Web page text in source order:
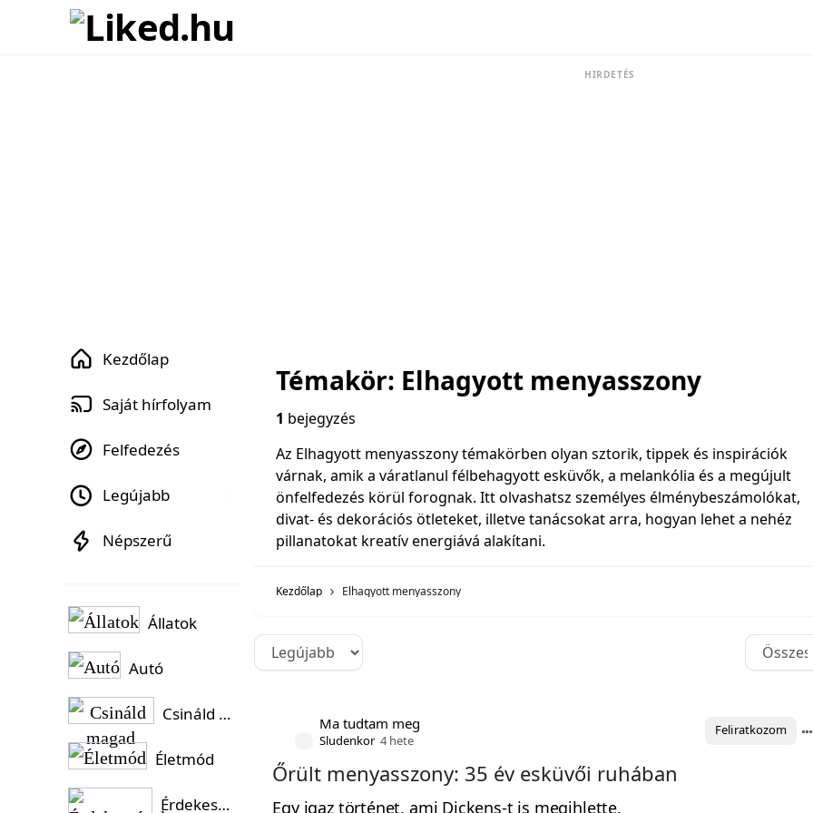
HIRDETÉS
Témakör: Elhagyott menyasszony
1 bejegyzés
Az Elhagyott menyasszony témakörben olyan sztorik, tippek és inspirációk
várnak, amik a váratlanul félbehagyott esküvők, a melankólia és a megújult
önfelfedezés körül forognak. Itt olvashatsz személyes élménybeszámolókat,
divat- és dekorációs ötleteket, illetve tanácsokat arra, hogyan lehet a nehéz
pillanatokat kreatív energiává alakítani.
Kezdőlap Elhagyott menyasszony
Ma tudtam meg
Sludenkor 4 hete
Feliratkozom
Őrült menyasszony: 35 év esküvői ruhában
Egy igaz történet, ami Dickens-t is megihlette.
Kezdőlap
Saját hírfolyam
Felfedezés
Legújabb
Népszerű
Állatok
Autó
Csináld magad
Életmód
Érdekességek